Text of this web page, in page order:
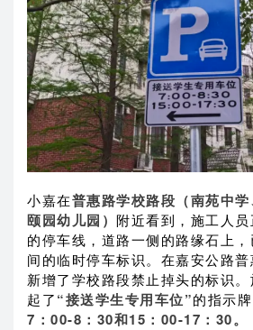
小嘉在普惠路学校路段（南苑中
颐园幼儿园） 附近看到，施工人
的停车线，道路一侧的路缘石上
间的临时停车标识。在嘉安公路
新增了学校路段禁止掉头的标识
起了“接送学生专用车位”的指示牌
7：00-8：30和15：00-17：30。